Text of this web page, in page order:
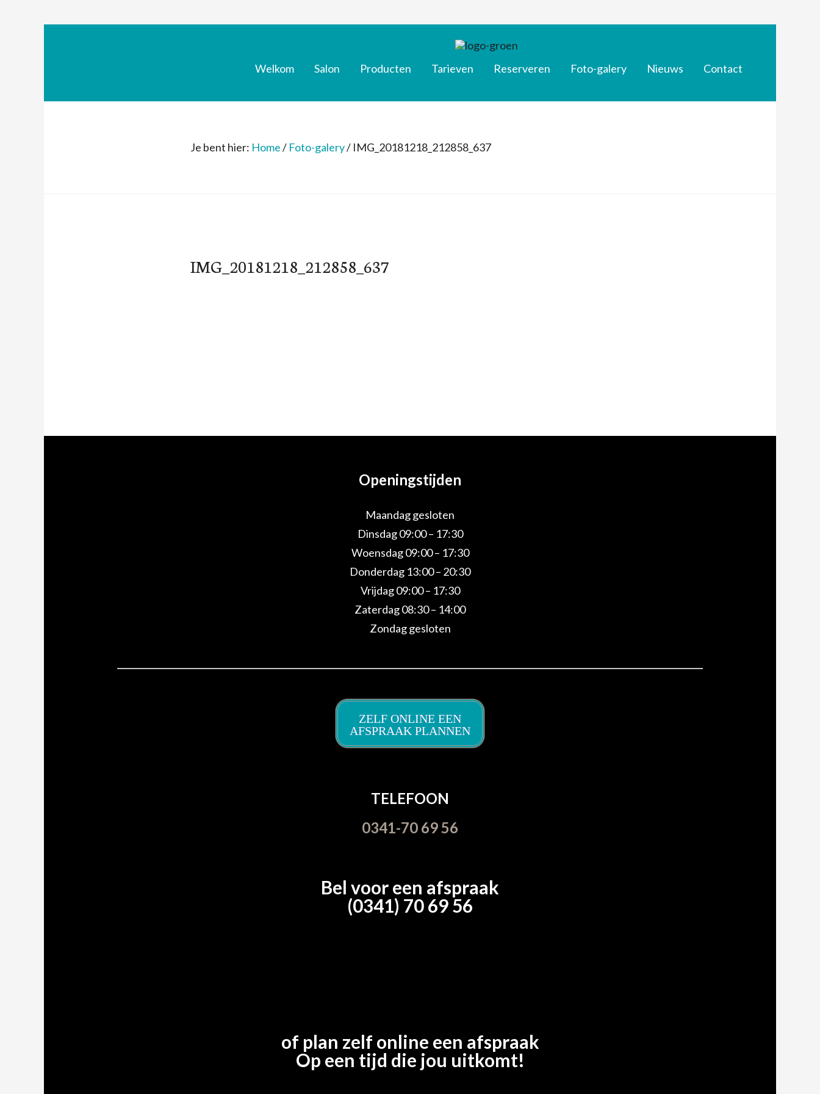
Welkom Salon Producten Tarieven Reserveren Foto-galery Nieuws Contact
Je bent hier: Home/ Foto-galery/ IMG_20181218_212858_637
IMG_20181218_212858_637
Openingstijden
Maandag gesloten
Dinsdag 09:00 – 17:30
Woensdag 09:00 – 17:30
Donderdag 13:00 – 20:30
Vrijdag 09:00 – 17:30
Zaterdag 08:30 – 14:00
Zondag gesloten
ZELF ONLINE EEN
AFSPRAAK PLANNEN
TELEFOON
0341-70 69 56
Bel voor een afspraak
(0341) 70 69 56
of plan zelf online een afspraak
Op een tijd die jou uitkomt!